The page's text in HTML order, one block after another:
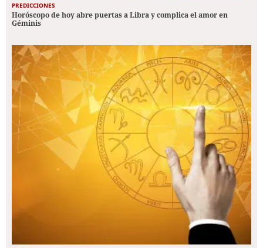
PREDICCIONES
Horóscopo de hoy abre puertas a Libra y complica el amor en
Géminis